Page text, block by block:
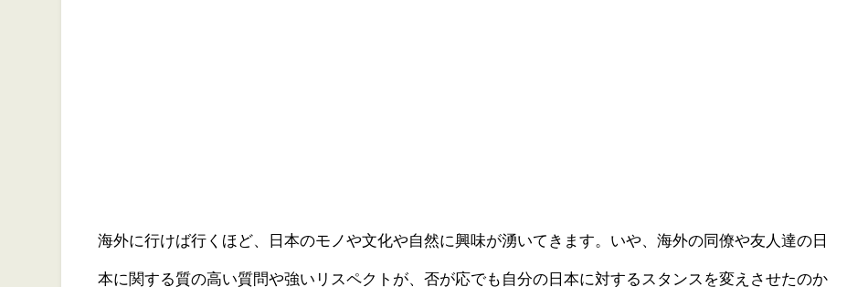
海外に行けば行くほど、日本のモノや文化や自然に興味が湧いてきます。いや、海外の同僚や友人達の日
本に関する質の高い質問や強いリスペクトが、否が応でも自分の日本に対するスタンスを変えさせたのか